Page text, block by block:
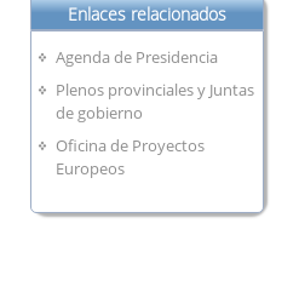
Enlaces relacionados
Agenda de Presidencia
Plenos provinciales y Juntas
de gobierno
Oficina de Proyectos
Europeos